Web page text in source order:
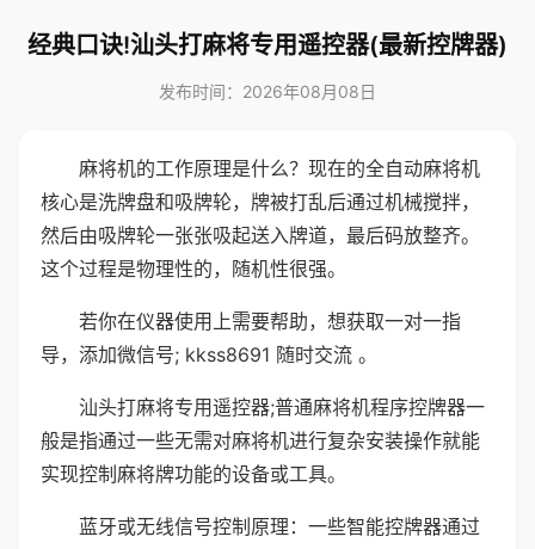
经典口诀!汕头打麻将专用遥控器(最新控牌器)
发布时间：2026年08月08日
麻将机的工作原理是什么？现在的全自动麻将机
核心是洗牌盘和吸牌轮，牌被打乱后通过机械搅拌，
然后由吸牌轮一张张吸起送入牌道，最后码放整齐。
这个过程是物理性的，随机性很强。
若你在仪器使用上需要帮助，想获取一对一指
导，添加微信号; kkss8691 随时交流 。
汕头打麻将专用遥控器;普通麻将机程序控牌器一
般是指通过一些无需对麻将机进行复杂安装操作就能
实现控制麻将牌功能的设备或工具。
蓝牙或无线信号控制原理：一些智能控牌器通过